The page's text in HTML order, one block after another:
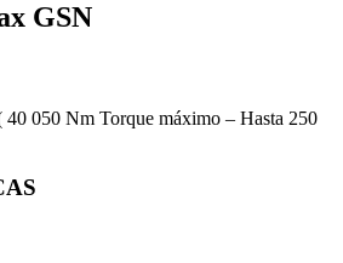
GSN
050 Nm Torque máximo – Hasta 250